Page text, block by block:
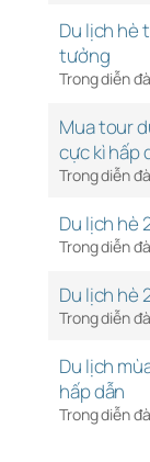
Du lịch hè
tưởng
Trong diễn
Mua tour
cực kì hấp
Trong diễn
Du lịch hè
Trong diễn
Du lịch hè
Trong diễn
Du lịch
hấp dẫn
Trong diễn